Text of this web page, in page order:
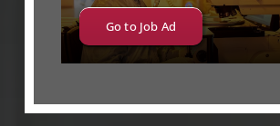
Go to Job Ad